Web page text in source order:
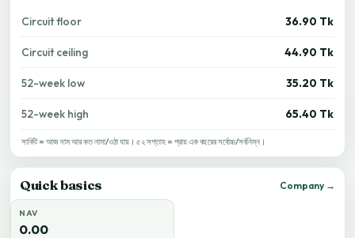
Circuit floor 36.90 Tk
Circuit ceiling 44.90 Tk
52-week low 35.20 Tk
52-week high 65.40 Tk
সার্কিট = আজ দাম আর কত নামা/ওঠা যায়। ৫২ সপ্তাহ = প্রায় এক বছরের সর্বোচ্চ/সর্বনিম্ন।
Quick basics Company →
NAV
0.00